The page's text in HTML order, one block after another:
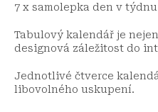
7 x samolepka den v týdnu
Tabulový kalendář je
designová záležitost do
Jednotlivé čtverce
libovolného uskupení.